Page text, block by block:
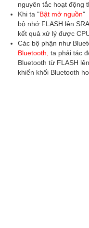
nguyên tắc hoạt động
Khi ta "Bật mở nguồn"
bộ nhớ FLASH lên
kết quả xử lý được
Các bộ phận như
Bluetooth, ta phải tác
Bluetooth từ FLASH
khiển khối Bluetooth